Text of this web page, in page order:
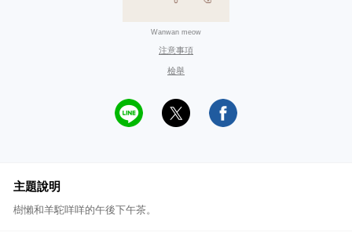
Wanwan meow
注意事項
檢舉
主題說明
樹懶和羊駝咩咩的午後下午茶。